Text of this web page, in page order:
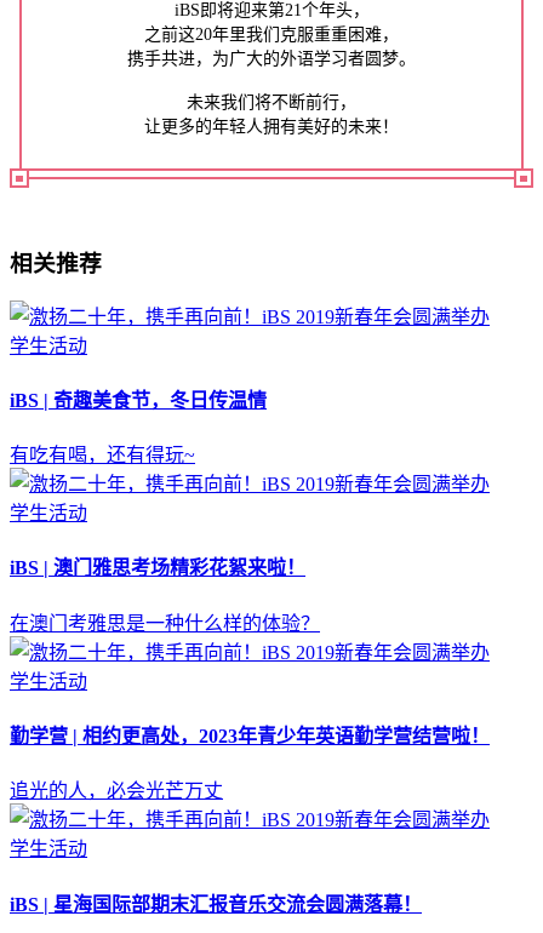
iBS即将迎来第21个年头，
之前这20年里我们克服重重困难，
携手共进，为广大的外语学习者圆梦。
未来我们将不断前行，
让更多的年轻人拥有美好的未来！
相关推荐
学生活动
iBS | 奇趣美食节，冬日传温情
有吃有喝，还有得玩~
学生活动
iBS | 澳门雅思考场精彩花絮来啦！
在澳门考雅思是一种什么样的体验？
学生活动
勤学营 | 相约更高处，2023年青少年英语勤学营结营啦！
追光的人，必会光芒万丈
学生活动
iBS | 星海国际部期末汇报音乐交流会圆满落幕！